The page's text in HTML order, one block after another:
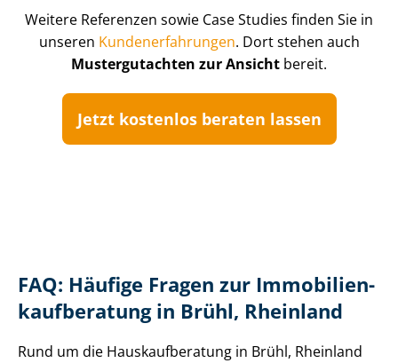
Weitere Referenzen sowie Case Studies finden Sie in
unseren Kun­de­n­er­fah­run­gen. Dort stehen auch
Mustergutachten zur Ansicht bereit.
Jetzt kostenlos beraten lassen
FAQ: Häufige Fragen zur Im­mo­bi­li­en­
kauf­be­ra­tung in Brühl, Rheinland
Rund um die Haus­kauf­be­ra­tung in Brühl, Rheinland